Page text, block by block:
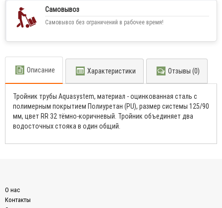
Самовывоз
Самовывоз без ограничений в рабочее время!
Описание Характеристики Отзывы (0)
Тройник трубы Aquasystem, материал - оцинкованная сталь с
полимерным покрытием Полиуретан (PU), размер системы 125/90
мм, цвет RR 32 тёмно-коричневый. Тройник объединяет два
водосточных стояка в один общий.
О нас
Контакты